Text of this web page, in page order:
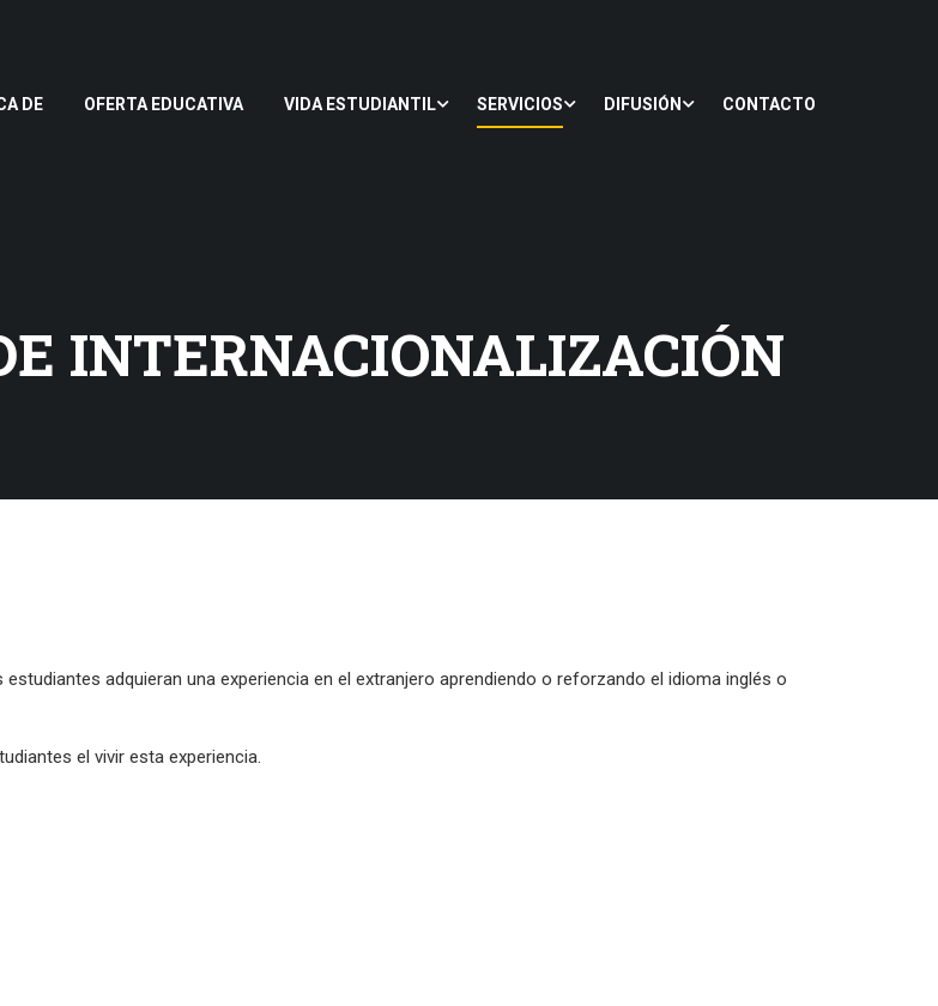
DE OFERTA EDUCATIVA VIDA ESTUDIANTIL SERVICIOS DIFUSIÓN CONTACTO
INTERNACIONALIZACIÓN
adquieran una experiencia en el extranjero aprendiendo o reforzando el idioma inglés o
el vivir esta experiencia.